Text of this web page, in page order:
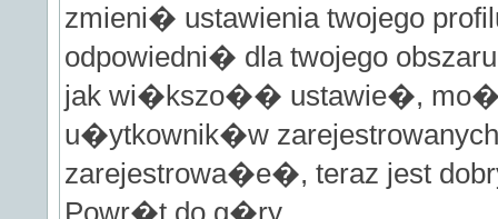
zmieni� ustawienia twojego
odpowiedni� dla twojego
jak wi�kszo�� ustawie�,
u�ytkownik�w
zarejestrowa�e�, teraz jest
Powr�t do g�ry